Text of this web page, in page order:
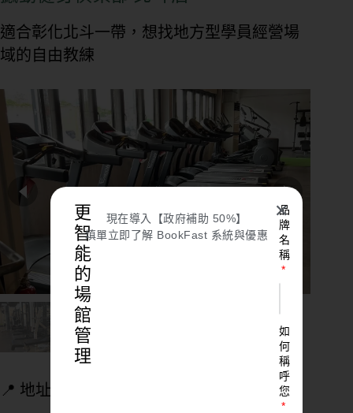
適合彰化北斗一帶，想找地方型學員經營場
域的自由教練
📍 地址：
更
智
能
的
場
館
管
理
現在導入【政府補助 50%】
填單立即了解 BookFast 系統與優惠
品
牌
名
稱
如
何
稱
呼
您
✕